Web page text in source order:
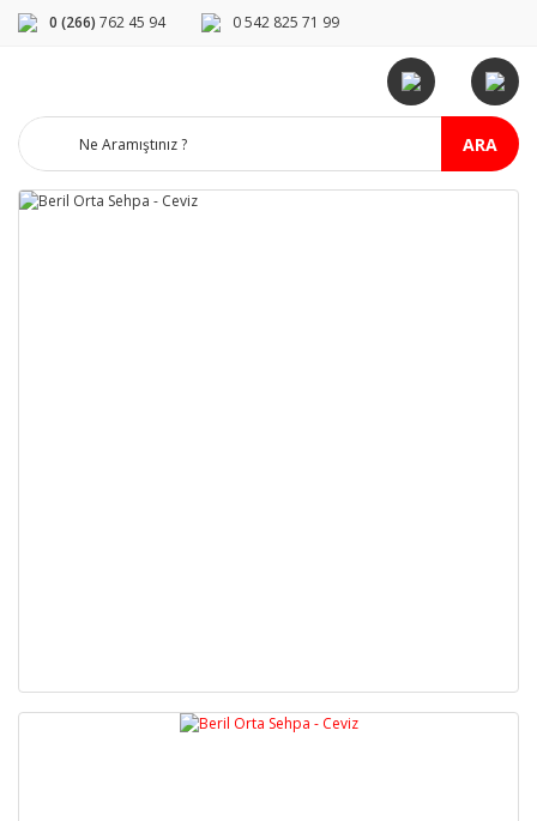
0 (266) 762 45 94 0 542 825 71 99
ARA